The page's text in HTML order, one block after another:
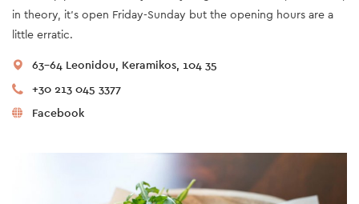
in theory, it’s open Friday-Sunday but the opening hours are a
little erratic.
63-64 Leonidou, Keramikos, 104 35
+30 213 045 3377
Facebook